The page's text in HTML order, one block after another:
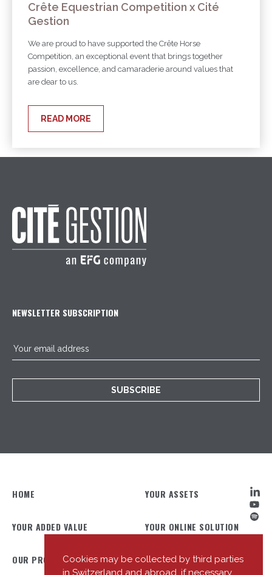
Cookies may be collected by third parties
in Switzerland and abroad, if necessary
Crête Equestrian Competition x Cité
Gestion
We are proud to have supported the Crête Horse
Competition, an exceptional event that brings together
passion, excellence, and camaraderie around values that
are dear to us.
READ MORE
NEWSLETTER SUBSCRIPTION
SUBSCRIBE
HOME YOUR ASSETS
YOUR ADDED VALUE YOUR ONLINE SOLUTION
OUR PROFILE OUR TEAM